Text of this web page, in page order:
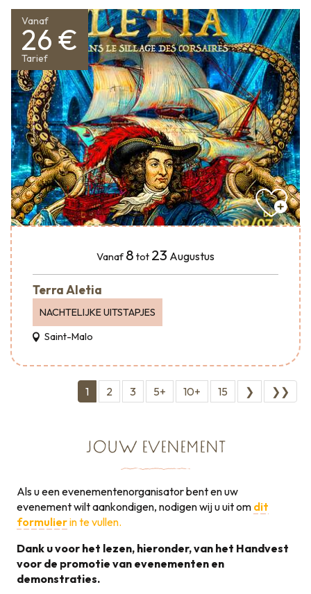
Vanaf
26 €
Tarief
Vanaf 8 tot 23 Augustus
Terra Aletia
NACHTELIJKE UITSTAPJES
Saint-Malo
1 2 3 5+ 10+ 15 ❯ ❯❯
JOUW EVENEMENT
Als u een evenementenorganisator bent en uw
evenement wilt aankondigen, nodigen wij u uit om dit
formulierin te vullen.
Dank u voor het lezen, hieronder, van het Handvest
voor de promotie van evenementen en
demonstraties.